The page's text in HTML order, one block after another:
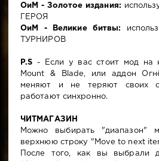
ОиМ - Золотое издания:
ГЕРОЯ
ОиМ - Великие битвы:
ТУРНИРОВ
P.S - Если у вас стоит мод на
Mount & Blade, или аддон
меняют и не теряют своих
работают синхронно.
ЧИТМАГАЗИН
Можно выбирать "диапазон"
верхнюю строку "Move to next
После того, как вы выбрали